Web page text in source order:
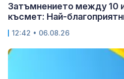
Затъмнението между 10
късмет: Най-
12:42 • 06.08.26